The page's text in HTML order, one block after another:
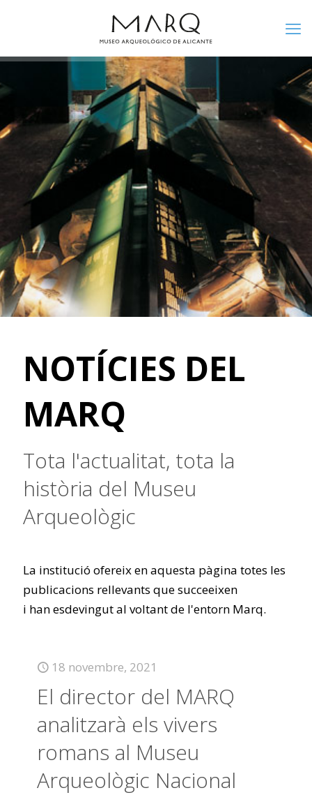
NOTÍCIES DEL
MARQ
Tota l'actualitat, tota la
història del Museu
Arqueològic
La institució ofereix en aquesta pàgina totes les
publicacions rellevants que succeeixen
i han esdevingut al voltant de l'entorn Marq.
18 novembre, 2021
El director del MARQ
analitzarà els vivers
romans al Museu
Arqueològic Nacional